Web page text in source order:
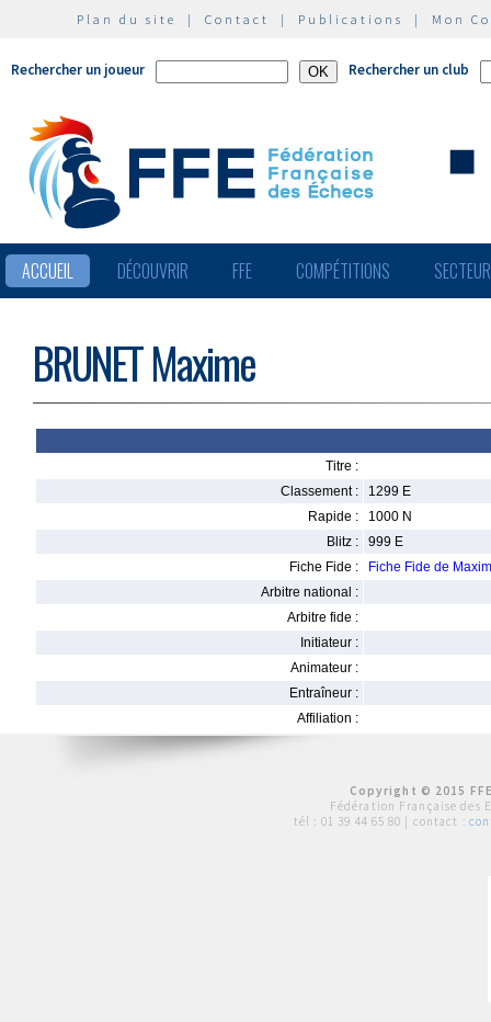
Plan du site | Contact | Publications | Mon
Rechercher un joueur Rechercher un club
ACCUEIL DÉCOUVRIR FFE COMPÉTITIONS
BRUNET Maxime
Titre :
Classement :
1299 E
Rapide :
1000 N
Blitz :
999 E
Fiche Fide :
Fiche Fide de
Arbitre national :
Arbitre fide :
Initiateur :
Animateur :
Entraîneur :
Affiliation :
Copyright © 2015
Fédération Française des
tél : 01 39 44 65 80 | contact :